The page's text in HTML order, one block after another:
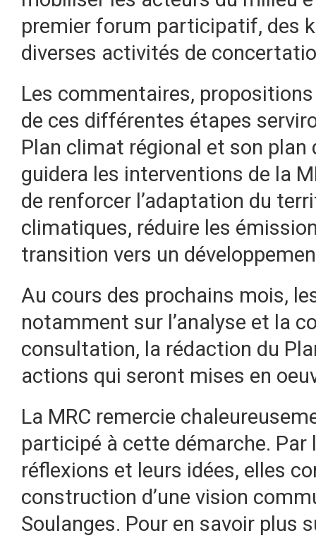
premier forum participatif, des
diverses activités de
Les commentaires,
de ces différentes étapes
Plan climat régional et son plan
guidera les interventions de la
de renforcer l’adaptation du
climatiques, réduire les
transition vers un
Au cours des prochains mois,
notamment sur l’analyse et la
consultation, la rédaction du
actions qui seront mises en
La MRC remercie
participé à cette démarche. Par
réflexions et leurs idées, elles
construction d’une vision
Soulanges. Pour en savoir plus